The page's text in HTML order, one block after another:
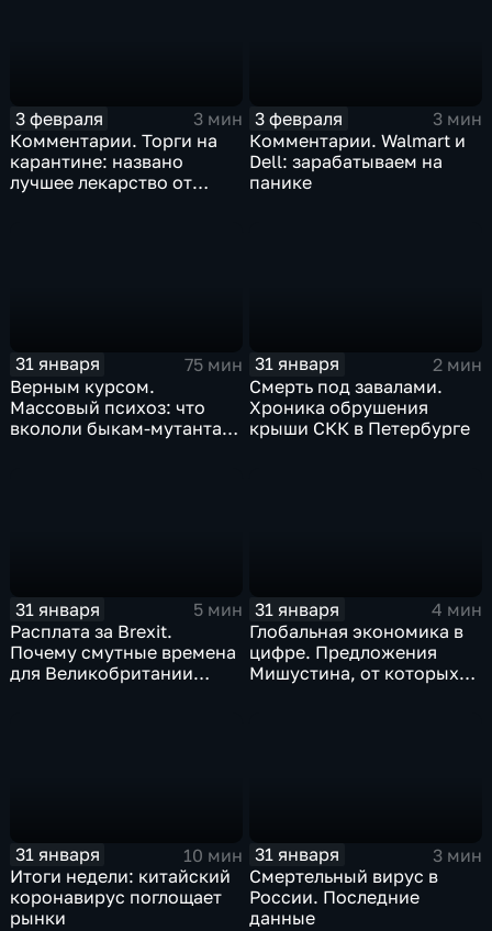
3 февраля
3 мин
Комментарии. Торги на
карантине: названо
лучшее лекарство от
3 февраля
3 мин
Комментарии. Walmart и
Dell: зарабатываем на
панике
31 января
75 мин
Верным курсом.
Массовый психоз: что
вкололи быкам-мутантам,
31 января
2 мин
Смерть под завалами.
Хроника обрушения
крыши СКК в Петербурге
31 января
5 мин
Расплата за Brexit.
Почему смутные времена
для Великобритании
31 января
4 мин
Глобальная экономика в
цифре. Предложения
Мишустина, от которых
31 января
10 мин
Итоги недели: китайский
коронавирус поглощает
рынки
31 января
3 мин
Смертельный вирус в
России. Последние
данные